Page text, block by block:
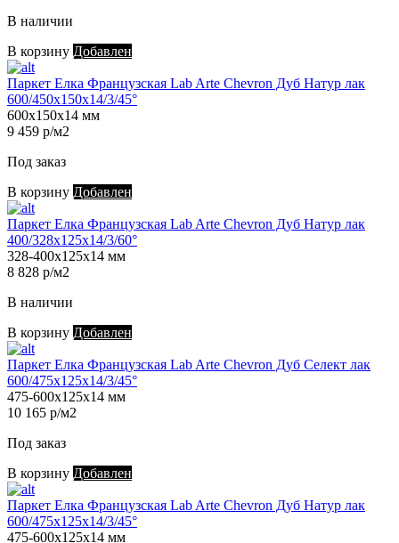
В наличии
В корзину Добавлен
Паркет Елка Французская Lab Arte Chevron Дуб Натур лак
600/450х150х14/3/45°
600х150х14 мм
9 459 р/м2
Под заказ
В корзину Добавлен
Паркет Елка Французская Lab Arte Chevron Дуб Натур лак
400/328х125х14/3/60°
328-400х125х14 мм
8 828 р/м2
В наличии
В корзину Добавлен
Паркет Елка Французская Lab Arte Chevron Дуб Селект лак
600/475х125х14/3/45°
475-600х125х14 мм
10 165 р/м2
Под заказ
В корзину Добавлен
Паркет Елка Французская Lab Arte Chevron Дуб Натур лак
600/475х125х14/3/45°
475-600х125х14 мм